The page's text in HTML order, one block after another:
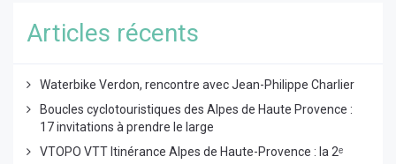
Articles récents
Waterbike Verdon, rencontre avec Jean-Philippe Charlier
Boucles cyclotouristiques des Alpes de Haute Provence :
17 invitations à prendre le large
VTOPO VTT Itinérance Alpes de Haute-Provence : la 2ᵉ